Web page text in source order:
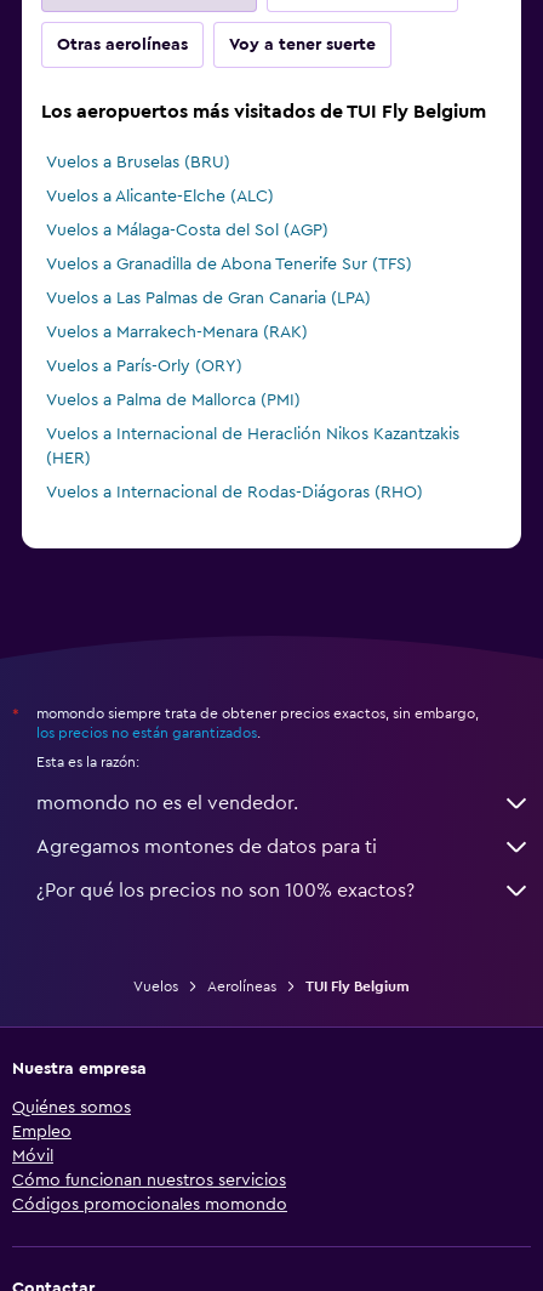
Otras aerolíneas Voy a tener suerte
Los aeropuertos más visitados de TUI Fly Belgium
Vuelos a Bruselas (BRU)
Vuelos a Alicante-Elche (ALC)
Vuelos a Málaga-Costa del Sol (AGP)
Vuelos a Granadilla de Abona Tenerife Sur (TFS)
Vuelos a Las Palmas de Gran Canaria (LPA)
Vuelos a Marrakech-Menara (RAK)
Vuelos a París-Orly (ORY)
Vuelos a Palma de Mallorca (PMI)
Vuelos a Internacional de Heraclión Nikos Kazantzakis
(HER)
Vuelos a Internacional de Rodas-Diágoras (RHO)
*
momondo siempre trata de obtener precios exactos, sin embargo,
los precios no están garantizados
Esta es la razón:
momondo no es el vendedor.
Agregamos montones de datos para ti
¿Por qué los precios no son 100% exactos?
Vuelos Aerolíneas TUI Fly Belgium
Nuestra empresa
Quiénes somos
Empleo
Móvil
Cómo funcionan nuestros servicios
Códigos promocionales momondo